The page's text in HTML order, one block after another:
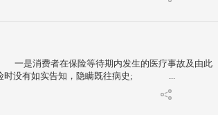
是消费者在保险等待期内发生的医疗事故及由此
时没有如实告知，隐瞒既往病史; ...